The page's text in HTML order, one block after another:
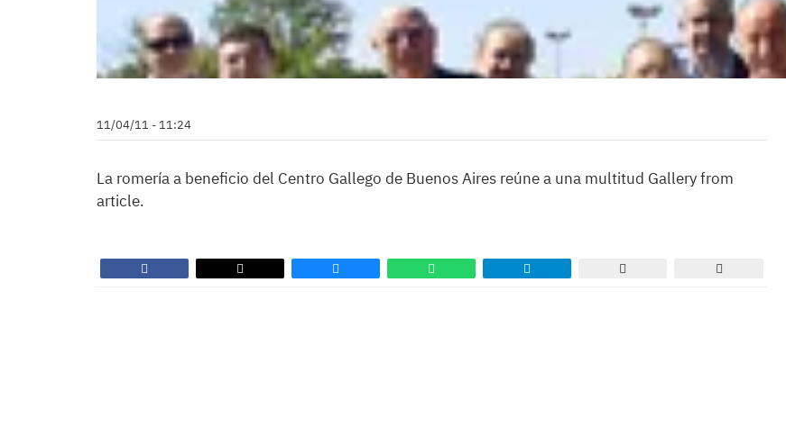
11/04/11 - 11:24
La romería a beneficio del Centro Gallego de Buenos Aires reúne a una multitud Gallery from
article.